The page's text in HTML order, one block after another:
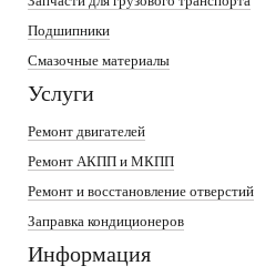
Подшипники
Смазочные материалы
Услуги
Ремонт двигателей
Ремонт АКПП и МКПП
Ремонт и восстановление отверстий
Заправка кондиционеров
Информация